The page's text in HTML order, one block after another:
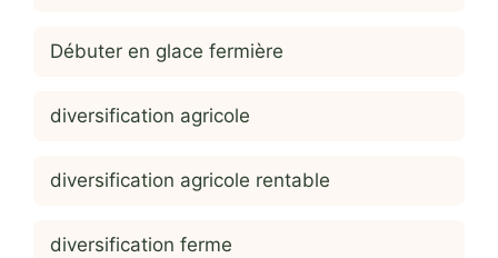
Débuter en glace fermière
diversification agricole
diversification agricole rentable
diversification ferme